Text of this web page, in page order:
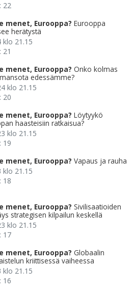
22
menet, Eurooppa? Eurooppa
herätystä
klo 21.15
21
menet, Eurooppa? ​Onko kolmas
edessämme?
klo 21.15
20
menet, Eurooppa? Löytyykö
haasteisiin ratkaisua?
klo 21.15
19
menet, Eurooppa? Vapaus ja rauha
klo 21.15
18
menet, Eurooppa? Sivilisaatioiden
strategisen kilpailun keskellä
klo 21.15
17
menet, Eurooppa? Globaalin
kriittisessä vaiheessa
klo 21.15
16